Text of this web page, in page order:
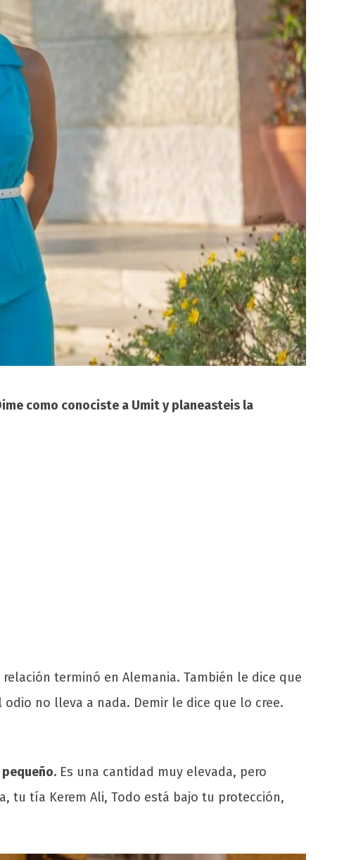
como conociste a Umit y planeasteis la
terminó en Alemania. También le dice que
no lleva a nada. Demir le dice que lo cree.
Es una cantidad muy elevada, pero
tu tía Kerem Ali, Todo está bajo tu protección,